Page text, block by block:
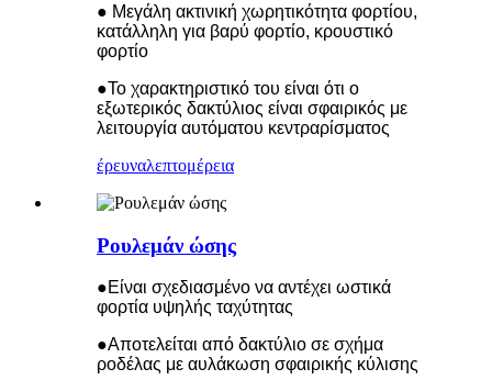
● Μεγάλη ακτινική χωρητικότητα φορτίου,
κατάλληλη για βαρύ φορτίο, κρουστικό
φορτίο
●Το χαρακτηριστικό του είναι ότι ο
εξωτερικός δακτύλιος είναι σφαιρικός με
λειτουργία αυτόματου κεντραρίσματος
έρευναλεπτομέρεια
Ρουλεμάν ώσης
●Είναι σχεδιασμένο να αντέχει ωστικά
φορτία υψηλής ταχύτητας
●Αποτελείται από δακτύλιο σε σχήμα
ροδέλας με αυλάκωση σφαιρικής κύλισης